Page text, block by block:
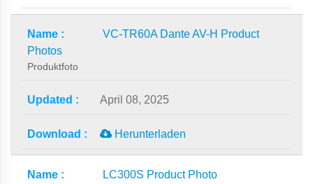
VC-TR60A Dante AV-H Product
Photos
Produktfoto
April 08, 2025
Herunterladen
LC300S Product Photo